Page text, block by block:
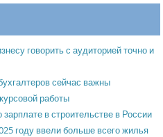
говорить с аудиторией точно и
сейчас важны
работы
в строительстве в России
году ввели больше всего жилья